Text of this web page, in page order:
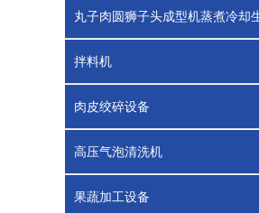
丸子肉圆狮子头成型机蒸煮冷却
拌料机
肉皮绞碎设备
高压气泡清洗机
果蔬加工设备